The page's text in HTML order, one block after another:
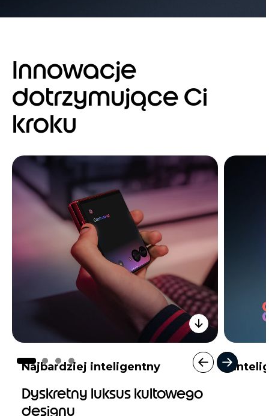
Innowacje
dotrzymujące Ci
kroku
Najbardziej inteligentny
of
4
Dyskretny luksus kultowego
designu